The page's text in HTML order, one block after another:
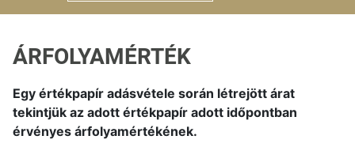
ÁRFOLYAMÉRTÉK
Egy értékpapír adásvétele során létrejött árat
tekintjük az adott értékpapír adott időpontban
érvényes árfolyamértékének.